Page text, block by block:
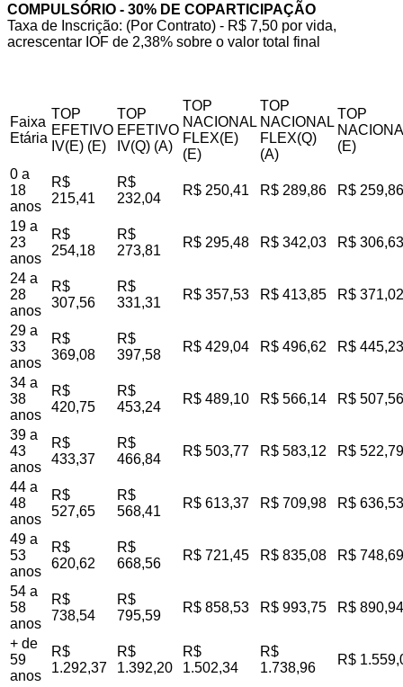
COMPULSÓRIO - 30% DE COPARTICIPAÇÃO
Taxa de Inscrição: (Por Contrato) - R$ 7,50 por vida,
acrescentar IOF de 2,38% sobre o valor total final
Faixa
Etária
TOP
EFETIVO
IV(E) (E)
TOP
EFETIVO
IV(Q) (A)
TOP
NACIONAL
FLEX(E)
(E)
TOP
NACIONAL
FLEX(Q)
(A)
TOP
(E)
0 a
18
anos
R$
215,41
R$
232,04
R$ 250,41 R$ 289,86 R$ 259,86
19 a
23
anos
R$
254,18
R$
273,81
R$ 295,48 R$ 342,03 R$ 306,63
24 a
28
anos
R$
307,56
R$
331,31
R$ 357,53 R$ 413,85 R$ 371,02
29 a
33
anos
R$
369,08
R$
397,58
R$ 429,04 R$ 496,62 R$ 445,23
34 a
38
anos
R$
420,75
R$
453,24
R$ 489,10 R$ 566,14 R$ 507,56
39 a
43
anos
R$
433,37
R$
466,84
R$ 503,77 R$ 583,12 R$ 522,79
44 a
48
anos
R$
527,65
R$
568,41
R$ 613,37 R$ 709,98 R$ 636,53
49 a
53
anos
R$
620,62
R$
668,56
R$ 721,45 R$ 835,08 R$ 748,69
54 a
58
anos
R$
738,54
R$
795,59
R$ 858,53 R$ 993,75 R$ 890,94
+ de
59
anos
R$
1.292,37
R$
1.392,20
R$
1.502,34
R$
1.738,96
R$